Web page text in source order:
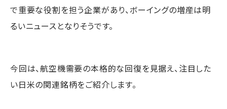
で重要な役割を担う企業があり、ボーイングの増産は明
るいニュースとなりそうです。
今回は、航空機需要の本格的な回復を見据え、注目した
い日米の関連銘柄をご紹介します。